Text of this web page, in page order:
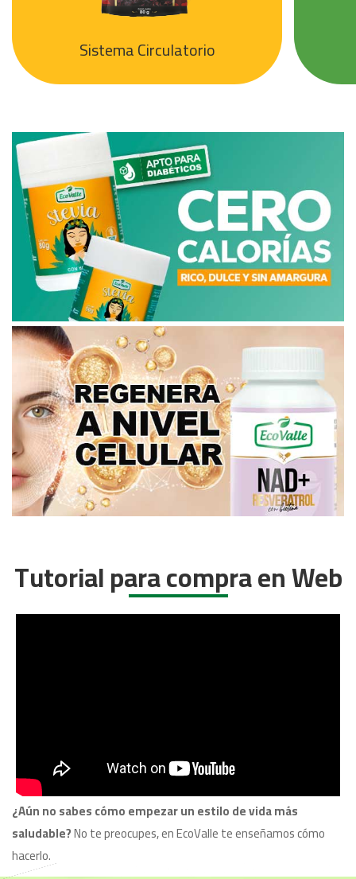
Sistema Circulatorio
Tutorial para compra en Web
¿Aún no sabes cómo empezar un estilo de vida más
saludable?No te preocupes, en EcoValle te enseñamos cómo
hacerlo.